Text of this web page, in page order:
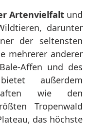
Artenvielfalt und
darunter
der seltensten
mehrerer anderer
Affen und des
außerdem
wie den
Tropenwald
das höchste